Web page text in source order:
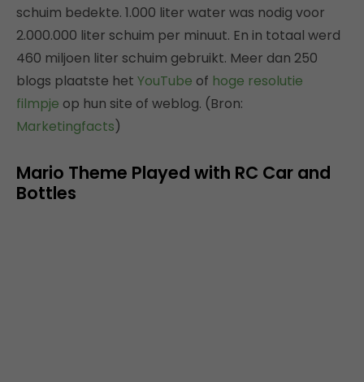
schuim bedekte. 1.000 liter water was nodig voor
2.000.000 liter schuim per minuut. En in totaal werd
460 miljoen liter schuim gebruikt. Meer dan 250
blogs plaatste het YouTube of hoge resolutie
filmpje op hun site of weblog. (Bron:
Marketingfacts)
Mario Theme Played with RC Car and
Bottles